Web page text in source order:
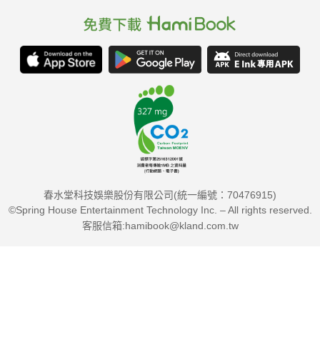
春水堂科技娛樂股份有限公司(統一編號：70476915)
©Spring House Entertainment Technology Inc. – All rights reserved.
客服信箱:hamibook@kland.com.tw